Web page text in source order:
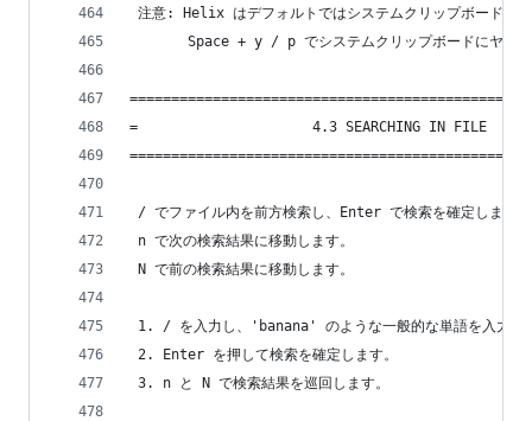
注意: Helix はデフォルトではシステムクリップボードを
Space + y / p でシステムクリップボードにヤン
=                     4.3 SEARCHING IN FILE
/ でファイル内を前方検索し、Enter で検索を確定します。
n で次の検索結果に移動します。
N で前の検索結果に移動します。
1. / を入力し、'banana' のような一般的な単語を入力し
2. Enter を押して検索を確定します。
3. n と N で検索結果を巡回します。